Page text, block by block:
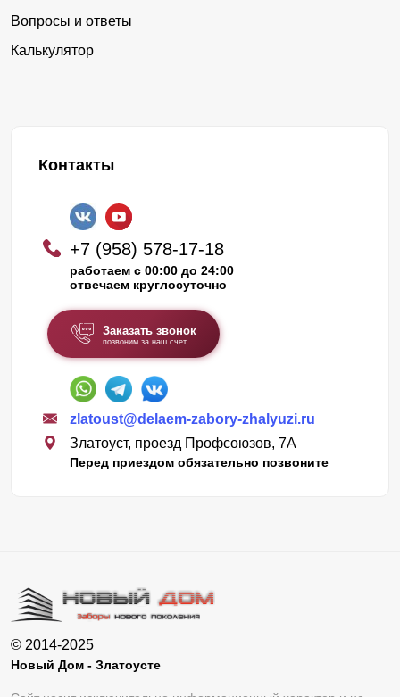
Вопросы и ответы
Калькулятор
Контакты
+7 (958) 578-17-18
работаем с 00:00 до 24:00
отвечаем круглосуточно
Заказать звонок
позвоним за наш счет
zlatoust@delaem-zabory-zhalyuzi.ru
Златоуст, проезд Профсоюзов, 7А
Перед приездом обязательно позвоните
© 2014-2025
Новый Дом - Златоусте